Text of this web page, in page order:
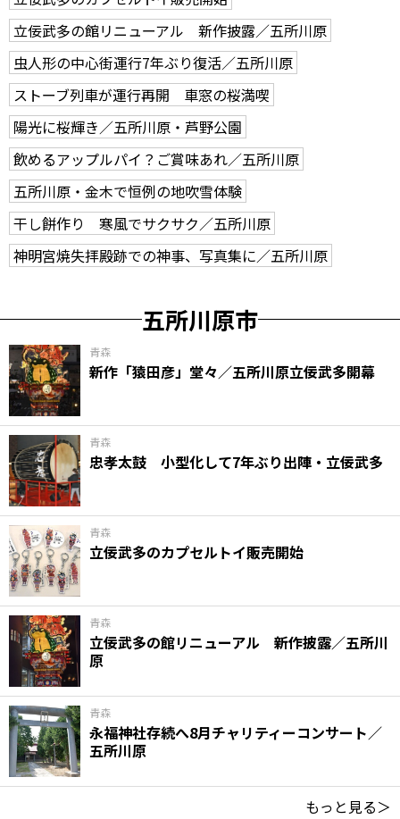
立佞武多の館リニューアル 新作披露／五所川原
虫人形の中心街運行7年ぶり復活／五所川原
ストーブ列車が運行再開 車窓の桜満喫
陽光に桜輝き／五所川原・芦野公園
飲めるアップルパイ？ご賞味あれ／五所川原
五所川原・金木で恒例の地吹雪体験
干し餅作り 寒風でサクサク／五所川原
神明宮焼失拝殿跡での神事、写真集に／五所川原
五所川原市
青森
新作「猿田彦」堂々／五所川原立佞武多開幕
青森
忠孝太鼓 小型化して7年ぶり出陣・立佞武多
青森
立佞武多のカプセルトイ販売開始
青森
立佞武多の館リニューアル 新作披露／五所川
原
青森
永福神社存続へ8月チャリティーコンサート／
五所川原
もっと見る＞